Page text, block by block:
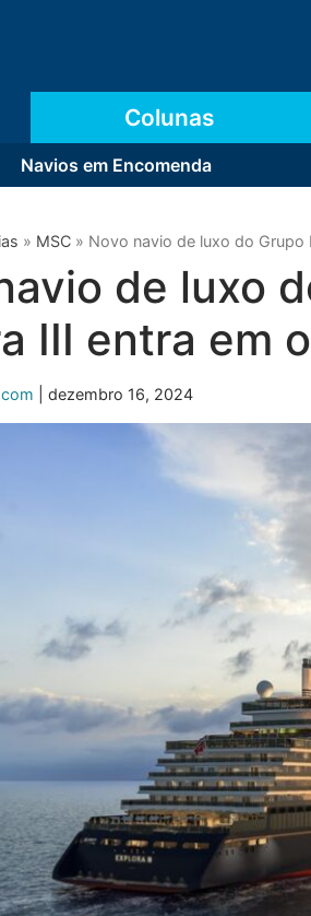
Navios em Encomenda
Colunas
» MSC » Novo navio de luxo do Grupo
de luxo
III entra em
| dezembro 16, 2024